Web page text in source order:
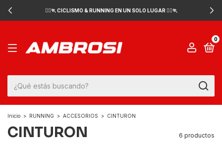
🚴‍♂️🏃 CICLISMO & RUNNING EN UN SOLO LUGAR 🚴‍♂️🏃
0
Inicio > RUNNING > ACCESORIOS > CINTURON
CINTURON 6 productos